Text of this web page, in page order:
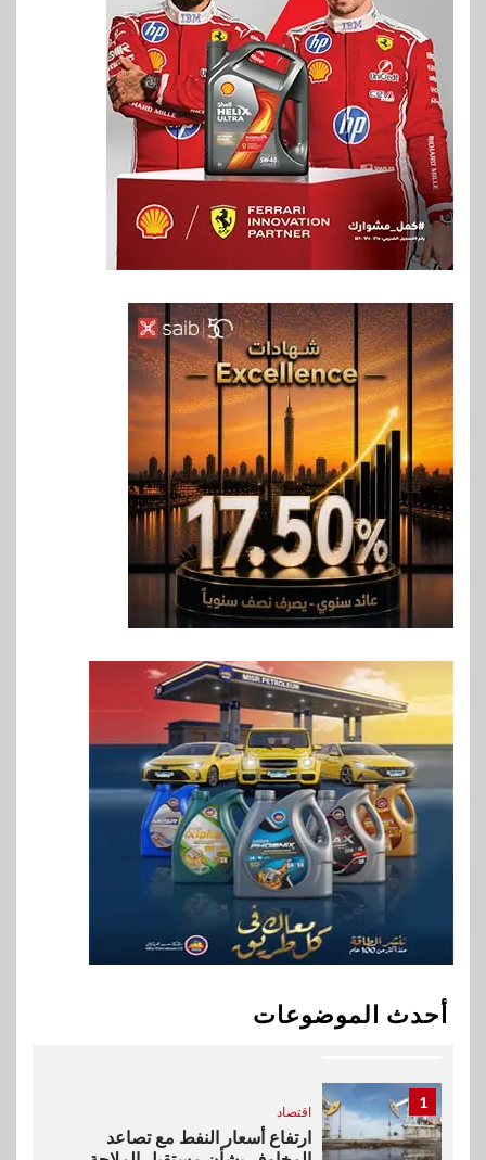
أحدث الموضوعات
6
بنوك
بنك QNB مصر يعزز جاهزية
المشروعات الصغيرة والمتوسطة
للنمو والتوسع
7 اخبار
فيكسد مصر و”حلول” تتشاركان
في تطوير أول منصة للسياحة
الصحية في مصر والشرق الأوسط
وأفريقيا Tour4Cure
8
سوق وصلة
هواوي: هاتف nova 15
Max بطارية ضخمة وتصميم متين
جهازًا مثاليًا للشباب
9 اقتصاد
إي اف چي فاينانس تستعرض
خطط نمو «بلد» لتعزيز حضورها
في سوق تحويلات المصريين
بالخارج
بيان توضيحي صادر عن شركة
ناتجاس
1
اقتصاد
ارتفاع أسعار النفط مع تصاعد